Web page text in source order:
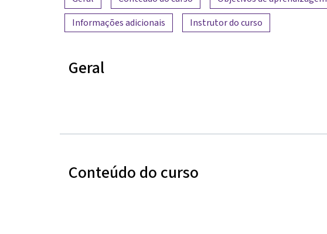
Informações adicionais
Instrutor do curso
Geral
Conteúdo do curso